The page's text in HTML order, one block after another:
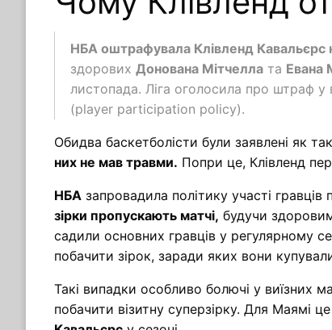
НБА оштрафувала Клівленд Кавальєрс
здорових Донована Мітчелла та Евана
листопада. Ліга оголосила про штраф у
(player participation policy).
Обидва баскетболісти були заявлені як
них не мав травми. Попри це, Клівленд
НБА запровадила політику участі
зірки пропускають матчі, будучи
садили основних гравців у регулярному
побачити зірок, заради яких вони
Такі випадки особливо болючі у виїзних
побачити візитну суперзірку. Для Маямі